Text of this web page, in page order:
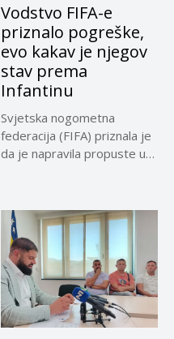
Vodstvo FIFA-e
priznalo pogreške,
evo kakav je njegov
stav prema
Infantinu
Svjetska nogometna
federacija (FIFA) priznala je
da je napravila propuste u